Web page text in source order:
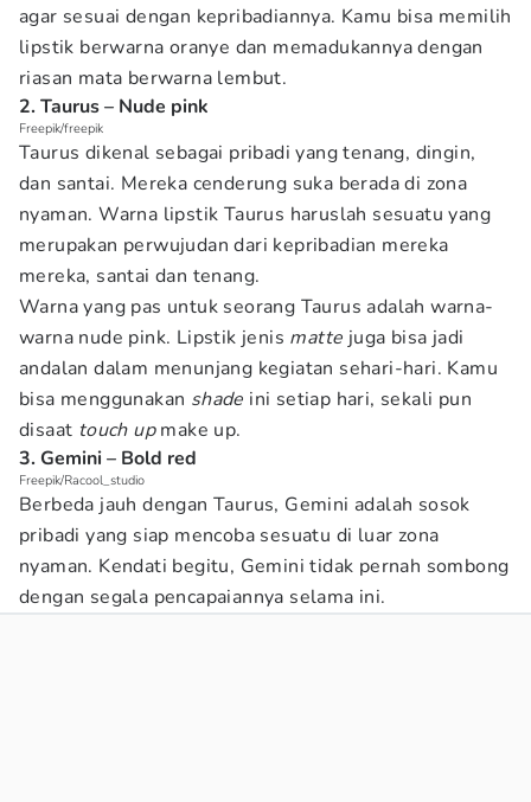
agar sesuai dengan kepribadiannya. Kamu bisa memilih
lipstik berwarna oranye dan memadukannya dengan
riasan mata berwarna lembut.
2. Taurus – Nude pink
Freepik/freepik
Taurus dikenal sebagai pribadi yang tenang, dingin,
dan santai. Mereka cenderung suka berada di zona
nyaman. Warna lipstik Taurus haruslah sesuatu yang
merupakan perwujudan dari kepribadian mereka
mereka, santai dan tenang.
Warna yang pas untuk seorang Taurus adalah warna-
warna nude pink. Lipstik jenis matte juga bisa jadi
andalan dalam menunjang kegiatan sehari-hari. Kamu
bisa menggunakan shade ini setiap hari, sekali pun
disaat touch upmake up.
3. Gemini – Bold red
Freepik/Racool_studio
Berbeda jauh dengan Taurus, Gemini adalah sosok
pribadi yang siap mencoba sesuatu di luar zona
nyaman. Kendati begitu, Gemini tidak pernah sombong
dengan segala pencapaiannya selama ini.